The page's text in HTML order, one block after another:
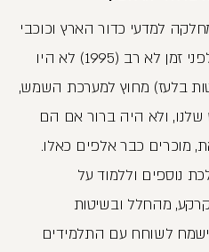
למדעי כדור הארץ וכוכבי
הלכת במכון ויצמן למדע. עד לפני זמן לא רב (1995) לא היו
בלעז) מחוץ למערכת השמש,
ולא היה ברור אם הם
מוכרים כבר אלפים כאלו.
נוספים וללמוד על
מהחלל ובשיטות
ישמח לשוחח עם התלמידים